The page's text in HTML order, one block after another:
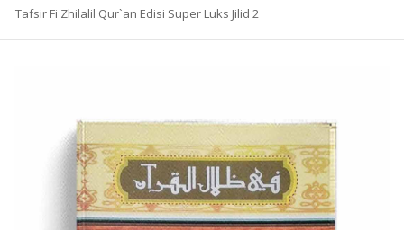
Tafsir Fi Zhilalil Qur`an Edisi Super Luks Jilid 2